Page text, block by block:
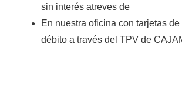
sin interés atreves de
En nuestra oficina con tarjetas
débito a través del TPV de